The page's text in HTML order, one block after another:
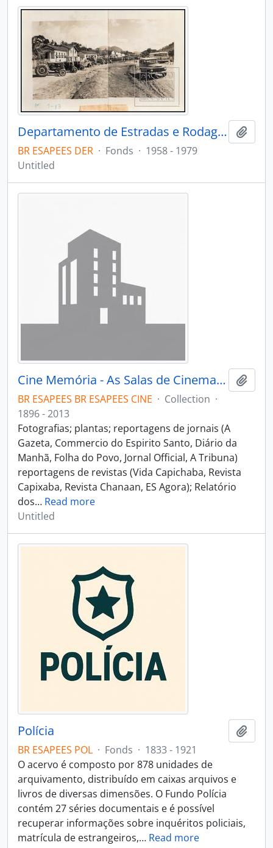
Departamento de Estradas e Rodagens - DER
BR ESAPEES DER · Fonds · 1958 - 1979
Untitled
Cine Memória - As Salas de Cinema do Espírito Santo
BR ESAPEES BR ESAPEES CINE · Collection ·
1896 - 2013
Fotografias; plantas; reportagens de jornais (A
Gazeta, Commercio do Espirito Santo, Diário da
Manhã, Folha do Povo, Jornal Official, A Tribuna)
reportagens de revistas (Vida Capichaba, Revista
Capixaba, Revista Chanaan, ES Agora); Relatório
dos… Read more
Untitled
Polícia
BR ESAPEES POL · Fonds · 1833 - 1921
O acervo é composto por 878 unidades de
arquivamento, distribuído em caixas arquivos e
livros de diversas dimensões. O Fundo Polícia
contém 27 séries documentais e é possível
recuperar informações sobre inquéritos policiais,
matrícula de estrangeiros,… Read more